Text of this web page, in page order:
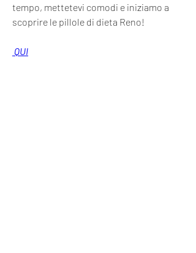
tempo, mettetevi comodi e iniziamo a
scoprire le pillole di dieta Reno!
QUI